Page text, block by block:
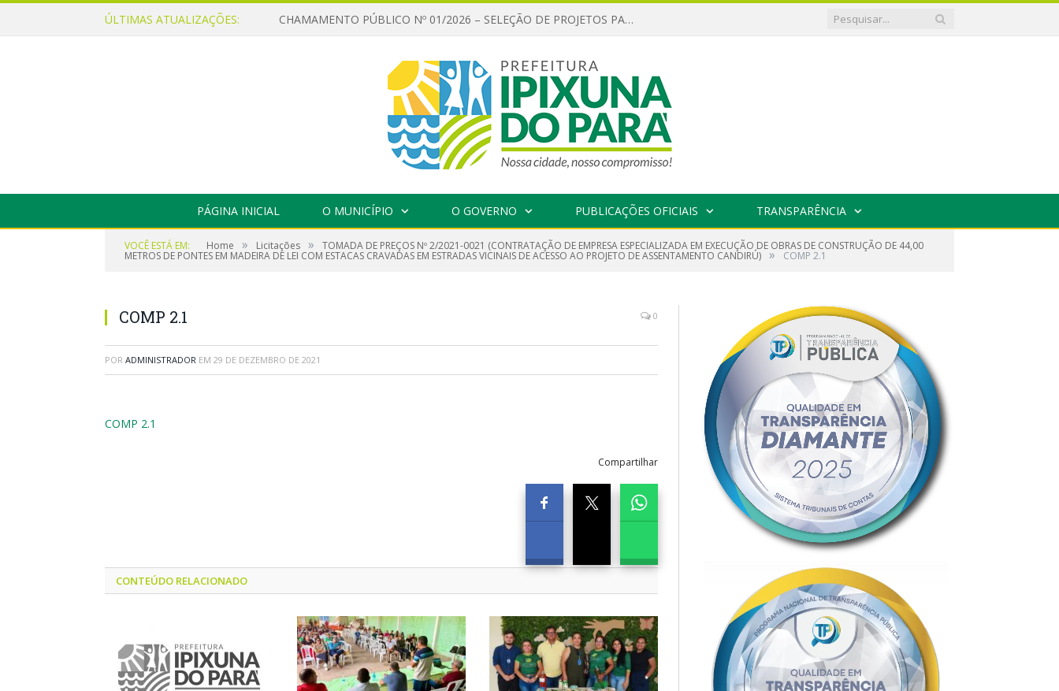
ÚLTIMAS ATUALIZAÇÕES: CHAMAMENTO PÚBLICO Nº 01/2026 – SELEÇÃO DE PROJETOS PARA FIRMAR TERMO DE EXECUÇÃO CULTURAL COM RECURSOS DA POLÍTICA NACIONAL ALDIR BLANC DE FOMENTO À CULTURA – PNAB (LEI Nº 14.399/2022)
PÁGINA INICIAL O MUNICÍPIO O GOVERNO PUBLICAÇÕES OFICIAIS TRANSPARÊNCIA
VOCÊ ESTÁ EM: Home » Licitações » TOMADA DE PREÇOS Nº 2/2021-0021 (CONTRATAÇÃO DE EMPRESA ESPECIALIZADA EM EXECUÇÃO DE OBRAS DE CONSTRUÇÃO DE 44,00
METROS DE PONTES EM MADEIRA DE LEI COM ESTACAS CRAVADAS EM ESTRADAS VICINAIS DE ACESSO AO PROJETO DE ASSENTAMENTO CANDIRÚ) » COMP 2.1
COMP 2.1 0
POR ADMINISTRADOR EM 29 DE DEZEMBRO DE 2021
COMP 2.1
Compartilhar
CONTEÚDO RELACIONADO